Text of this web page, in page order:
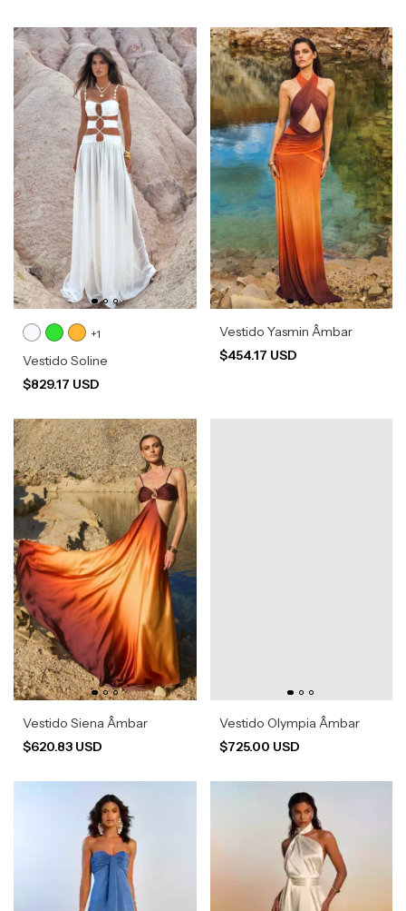
+1
Vestido Soline
$829.17 USD
Vestido Yasmin Âmbar
$454.17 USD
Vestido Siena Âmbar
$620.83 USD
Vestido Olympia Âmbar
$725.00 USD